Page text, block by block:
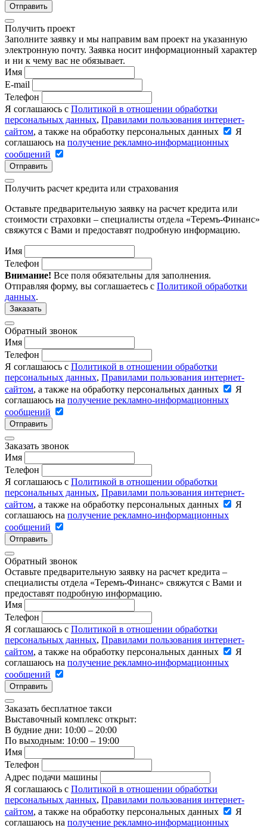
Отправить
Получить проект
Заполните заявку и мы направим вам проект на указанную
электронную почту. Заявка носит информационный характер
и ни к чему вас не обязывает.
Имя
E-mail
Телефон
Я соглашаюсь с Политикой в отношении обработки
персональных данных, Правилами пользования интернет-
сайтом, а также на обработку персональных данных
Я
соглашаюсь на получение рекламно-информационных
сообщений
Отправить
Получить расчет кредита или страхования
Оставьте предварительную заявку на расчет кредита или
стоимости страховки – специалисты отдела «Теремъ-Финанс»
свяжутся с Вами и предоставят подробную информацию.
Имя
Телефон
Внимание! Все поля обязательны для заполнения.
Отправляя форму, вы соглашаетесь с Политикой обработки
данных.
Заказать
Обратный звонок
Имя
Телефон
Я соглашаюсь с Политикой в отношении обработки
персональных данных, Правилами пользования интернет-
сайтом, а также на обработку персональных данных
Я
соглашаюсь на получение рекламно-информационных
сообщений
Отправить
Заказать звонок
Имя
Телефон
Я соглашаюсь с Политикой в отношении обработки
персональных данных, Правилами пользования интернет-
сайтом, а также на обработку персональных данных
Я
соглашаюсь на получение рекламно-информационных
сообщений
Отправить
Обратный звонок
Оставьте предварительную заявку на расчет кредита –
специалисты отдела «Теремъ-Финанс» свяжутся с Вами и
предоставят подробную информацию.
Имя
Телефон
Я соглашаюсь с Политикой в отношении обработки
персональных данных, Правилами пользования интернет-
сайтом, а также на обработку персональных данных
Я
соглашаюсь на получение рекламно-информационных
сообщений
Отправить
Заказать бесплатное такси
Выставочный комплекс открыт:
В будние дни: 10:00 – 20:00
По выходным: 10:00 – 19:00
Имя
Телефон
Адрес подачи машины
Я соглашаюсь с Политикой в отношении обработки
персональных данных, Правилами пользования интернет-
сайтом, а также на обработку персональных данных
Я
соглашаюсь на получение рекламно-информационных